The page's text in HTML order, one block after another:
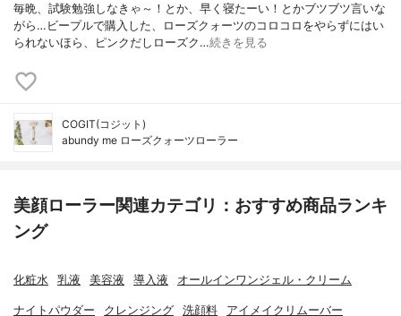
毎晩、試験勉強しなきゃ～！とか、早く寝たーい！とかブツブツ言いな
がら…ビープルで購入した、ローズクォーツのコロコロをやらずにはい
られないほら、ピンクだしローズク…続きを見る
COGIT(コジット)
abundy me ローズクォーツローラー
美顔ローラー関連カテゴリ：おすすめ商品ランキ
ング
化粧水 乳液 美容液 導入液 オールインワンジェル・クリーム
ナイトパウダー クレンジング 洗顔料 アイメイクリムーバー